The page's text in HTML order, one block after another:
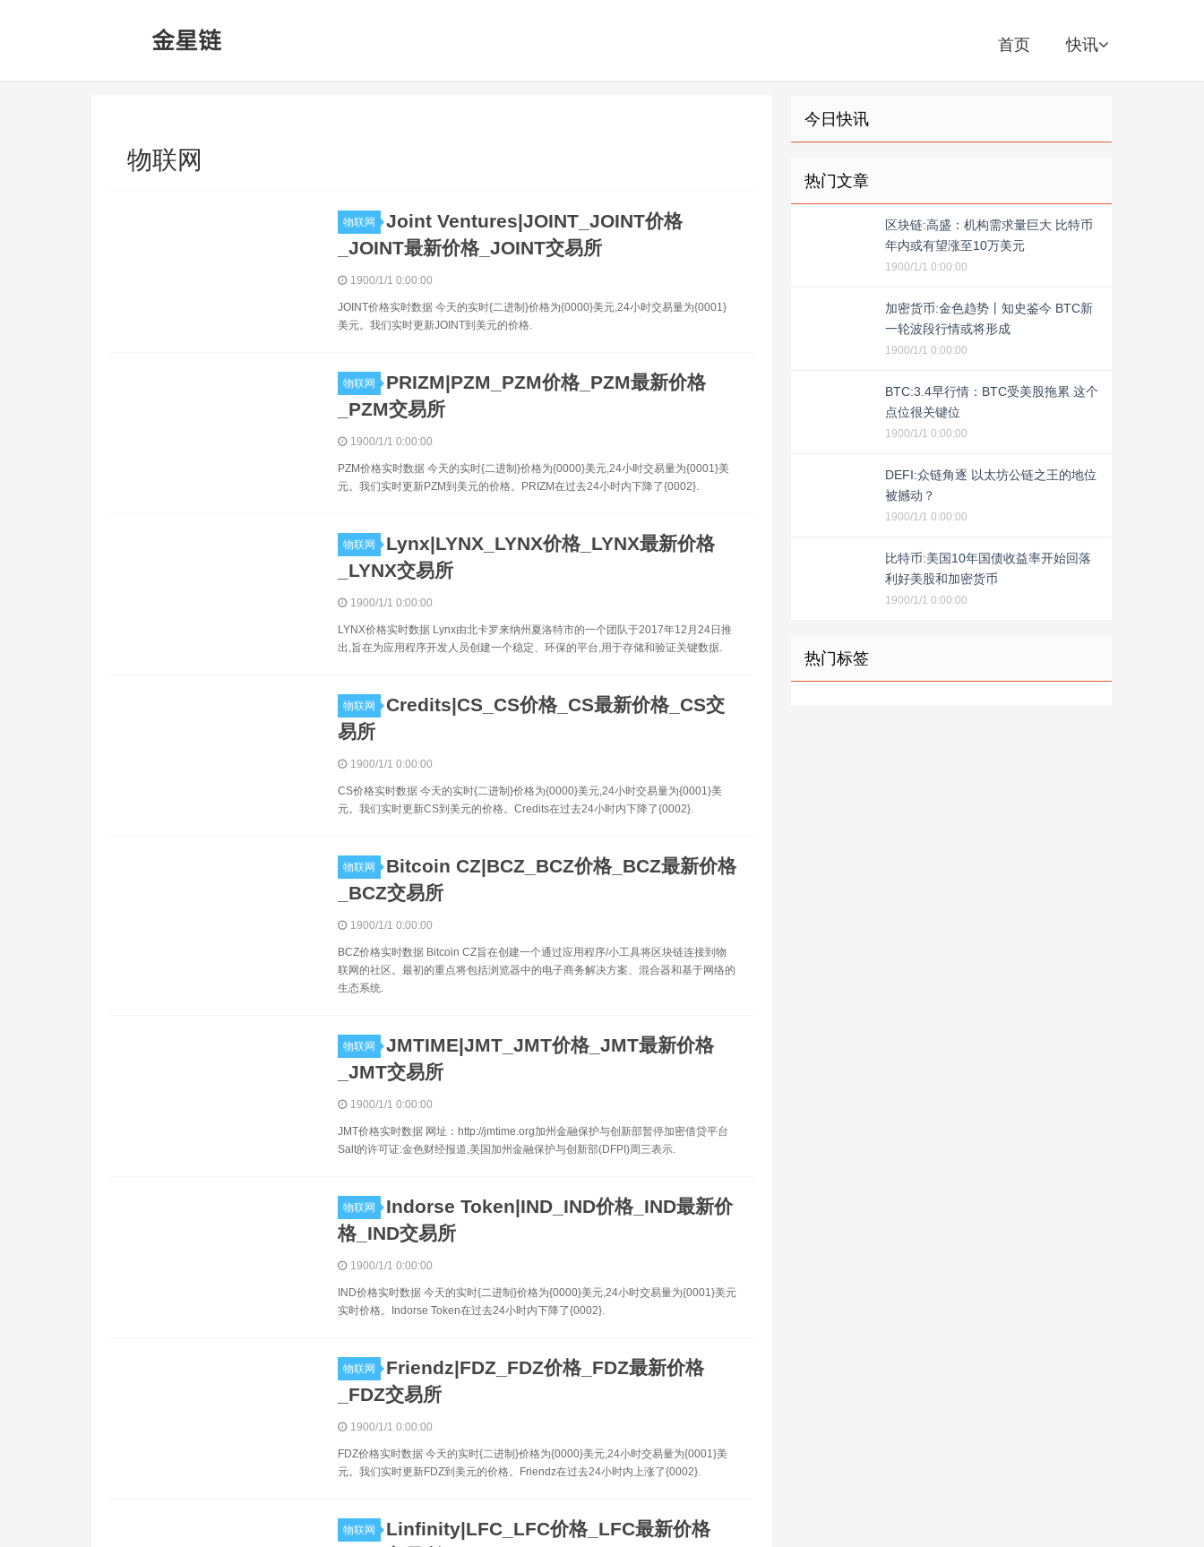
首页 快讯
物联网
物联网
Joint Ventures|JOINT_JOINT价格
_JOINT最新价格_JOINT交易所
1900/1/1 0:00:00
JOINT价格实时数据 今天的实时{二进制}价格为{0000}美元,24小时交易量为{0001}
美元。我们实时更新JOINT到美元的价格.
物联网
PRIZM|PZM_PZM价格_PZM最新价格
_PZM交易所
1900/1/1 0:00:00
PZM价格实时数据 今天的实时{二进制}价格为{0000}美元,24小时交易量为{0001}美
元。我们实时更新PZM到美元的价格。PRIZM在过去24小时内下降了{0002}.
物联网
Lynx|LYNX_LYNX价格_LYNX最新价格
_LYNX交易所
1900/1/1 0:00:00
LYNX价格实时数据 Lynx由北卡罗来纳州夏洛特市的一个团队于2017年12月24日推
出,旨在为应用程序开发人员创建一个稳定、环保的平台,用于存储和验证关键数据.
物联网
Credits|CS_CS价格_CS最新价格_CS交
易所
1900/1/1 0:00:00
CS价格实时数据 今天的实时{二进制}价格为{0000}美元,24小时交易量为{0001}美
元。我们实时更新CS到美元的价格。Credits在过去24小时内下降了{0002}.
物联网
Bitcoin CZ|BCZ_BCZ价格_BCZ最新价格
_BCZ交易所
1900/1/1 0:00:00
BCZ价格实时数据 Bitcoin CZ旨在创建一个通过应用程序/小工具将区块链连接到物
联网的社区。最初的重点将包括浏览器中的电子商务解决方案、混合器和基于网络的
生态系统.
物联网
JMTIME|JMT_JMT价格_JMT最新价格
_JMT交易所
1900/1/1 0:00:00
JMT价格实时数据 网址：http://jmtime.org加州金融保护与创新部暂停加密借贷平台
Salt的许可证:金色财经报道,美国加州金融保护与创新部(DFPI)周三表示.
物联网
Indorse Token|IND_IND价格_IND最新价
格_IND交易所
1900/1/1 0:00:00
IND价格实时数据 今天的实时{二进制}价格为{0000}美元,24小时交易量为{0001}美元
实时价格。Indorse Token在过去24小时内下降了{0002}.
物联网
Friendz|FDZ_FDZ价格_FDZ最新价格
_FDZ交易所
1900/1/1 0:00:00
FDZ价格实时数据 今天的实时{二进制}价格为{0000}美元,24小时交易量为{0001}美
元。我们实时更新FDZ到美元的价格。Friendz在过去24小时内上涨了{0002}.
物联网
Linfinity|LFC_LFC价格_LFC最新价格
今日快讯
热门文章
区块链:高盛：机构需求量巨大 比特币
年内或有望涨至10万美元
1900/1/1 0:00:00
加密货币:金色趋势丨知史鉴今 BTC新
一轮波段行情或将形成
1900/1/1 0:00:00
BTC:3.4早行情：BTC受美股拖累 这个
点位很关键位
1900/1/1 0:00:00
DEFI:众链角逐 以太坊公链之王的地位
被撼动？
1900/1/1 0:00:00
比特币:美国10年国债收益率开始回落
利好美股和加密货币
1900/1/1 0:00:00
热门标签